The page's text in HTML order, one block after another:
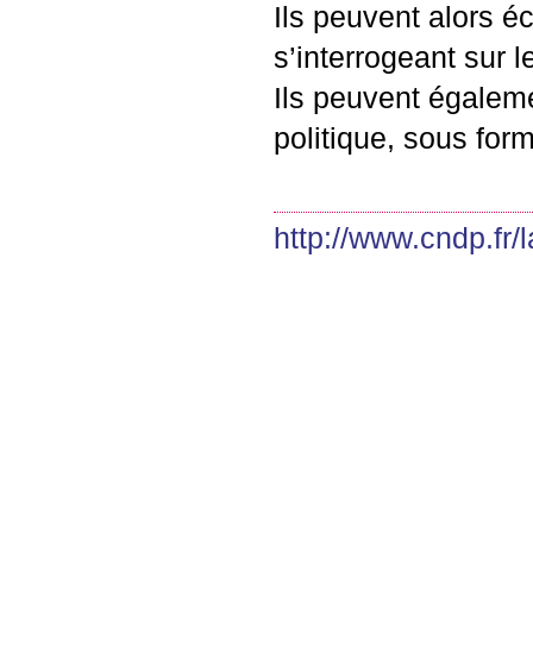
Ils peuvent alors
s’interrogeant sur
Ils peuvent
politique, sous
http://